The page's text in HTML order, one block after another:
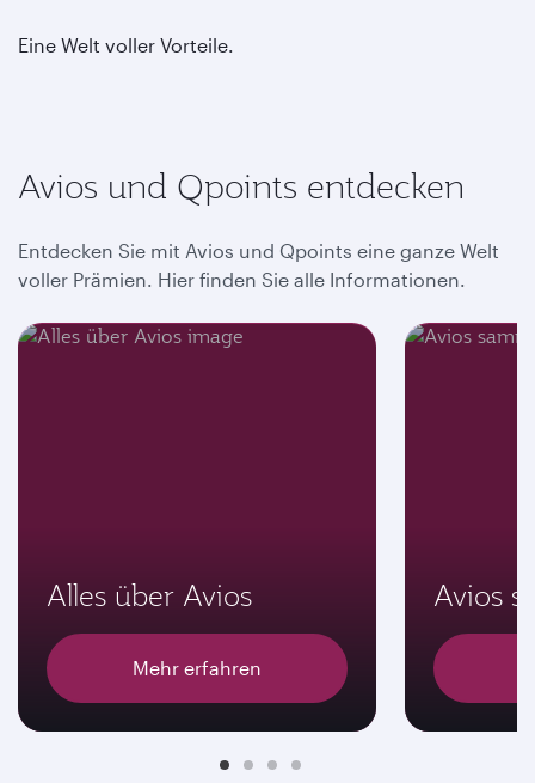
Eine Welt voller Vorteile.
Avios und Qpoints entdecken
Entdecken Sie mit Avios und Qpoints eine ganze Welt
voller Prämien. Hier finden Sie alle Informationen.
Alles über Avios
Mehr erfahren
Avios